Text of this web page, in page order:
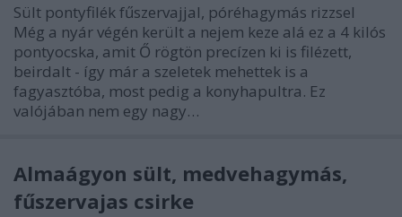
Sült pontyfilék fűszervajjal, póréhagymás rizzsel
Még a nyár végén került a nejem keze alá ez a 4 kilós
pontyocska, amit Ő rögtön precízen ki is filézett,
beirdalt - így már a szeletek mehettek is a
fagyasztóba, most pedig a konyhapultra. Ez
valójában nem egy nagy…
Almaágyon sült, medvehagymás,
fűszervajas csirke